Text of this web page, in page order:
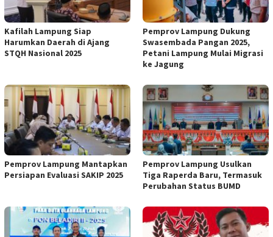
Kafilah Lampung Siap
Harumkan Daerah di Ajang
STQH Nasional 2025
Pemprov Lampung Dukung
Swasembada Pangan 2025,
Petani Lampung Mulai Migrasi
ke Jagung
Pemprov Lampung Mantapkan
Persiapan Evaluasi SAKIP 2025
Pemprov Lampung Usulkan
Tiga Raperda Baru, Termasuk
Perubahan Status BUMD